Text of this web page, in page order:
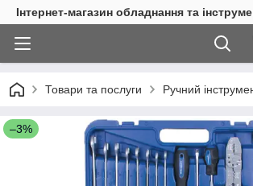
Інтернет-магазин обладнання та
Товари та послуги Ручний
–3%